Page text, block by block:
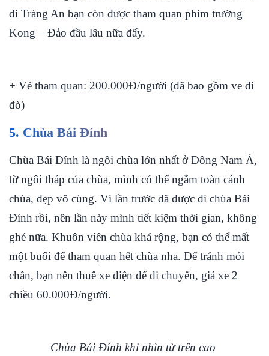
đi Tràng An bạn còn được tham quan phim trường
Kong – Đảo đầu lâu nữa đấy.
+ Vé tham quan: 200.000Đ/người (đã bao gồm ve đi
đò)
5. Chùa Bái Đính
Chùa Bái Đính là ngôi chùa lớn nhất ở Đông Nam Á,
từ ngôi tháp của chùa, mình có thể ngắm toàn cảnh
chùa, đẹp vô cùng. Vì lần trước đã được đi chùa Bái
Đính rồi, nên lần này mình tiết kiệm thời gian, không
ghé nữa. Khuôn viên chùa khá rộng, bạn có thể mất
một buổi để tham quan hết chùa nha. Để tránh mỏi
chân, bạn nên thuê xe điện để di chuyển, giá xe 2
chiều 60.000Đ/người.
Chùa Bái Đính khi nhìn từ trên cao